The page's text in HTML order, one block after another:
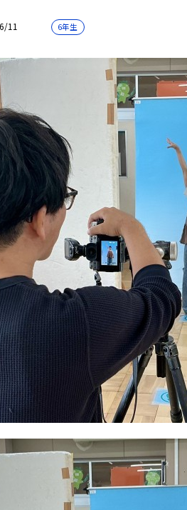
11 6年生